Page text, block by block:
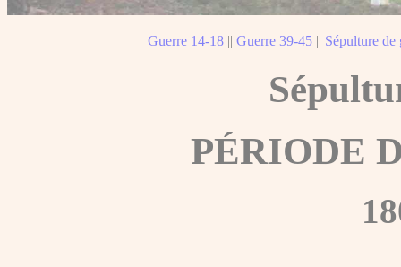
Guerre 14-18|| Guerre 39-45|| Sépulture de
PÉRIODE